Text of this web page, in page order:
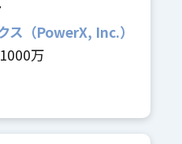
ス（PowerX, Inc.）
万